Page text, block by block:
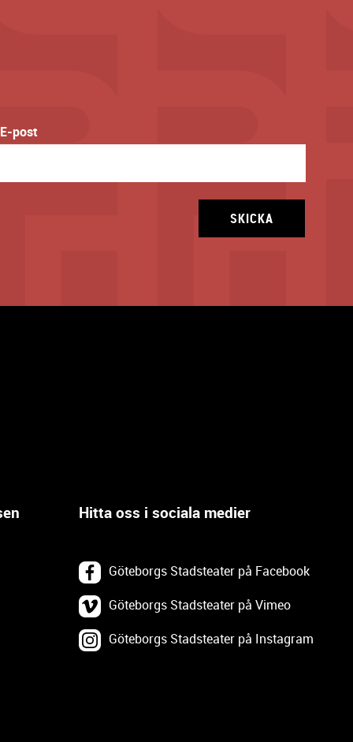
E-post
SKICKA
Hitta oss i sociala medier
Göteborgs Stadsteater på Facebook
Göteborgs Stadsteater på Vimeo
Göteborgs Stadsteater på Instagram